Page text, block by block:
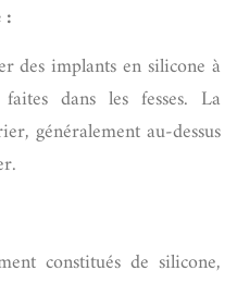
:
des implants en silicone à
dans les fesses. La
généralement au-dessus
constitués de silicone,